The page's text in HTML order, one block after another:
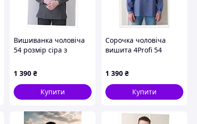
Вишиванка чоловіча
54 розмір сіра з
візерунком, 86T13P901
1 390 ₴
Купити
Сорочка чоловіча
вишита 4Profi 54
861A3895MX
1 390 ₴
Купити